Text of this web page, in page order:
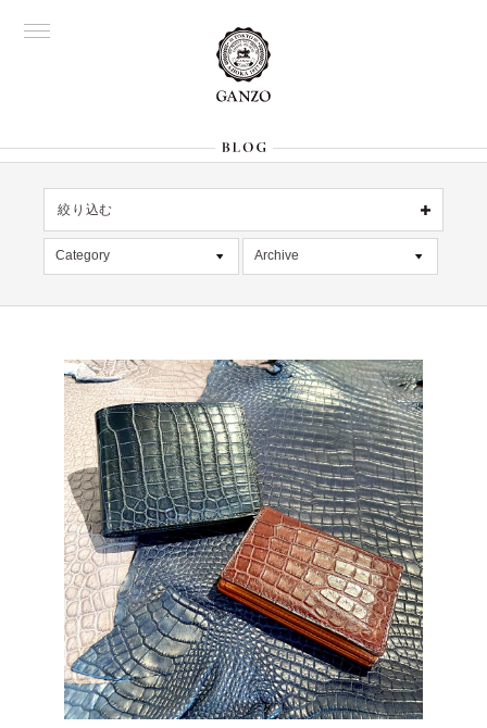
絞り込む
OFFICIAL 銀座
Director's
絞り込む
Category
デッドストック
在庫情報
限定商品
入荷情報
雑誌掲載
イベント
Archive
2026年7月 [4]
2026年6月 [2]
2026年5月 [1]
2026年4月 [7]
2026年3月 [5]
2026年1月 [2]
2025年12月 [2]
2025年11月 [6]
2025年10月 [8]
2025年9月 [8]